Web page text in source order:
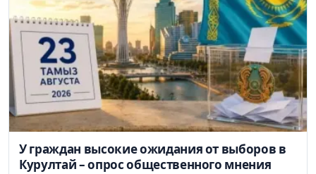
У граждан высокие ожидания от выборов в
Курултай – опрос общественного мнения